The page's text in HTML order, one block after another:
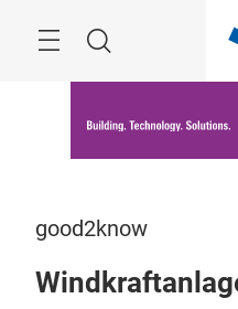
Suche
good2know